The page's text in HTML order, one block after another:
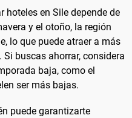
hoteles en Sile depende de
y el otoño, la región
lo que puede atraer a más
buscas ahorrar, considera
baja, como el
ser más bajas.
puede garantizarte